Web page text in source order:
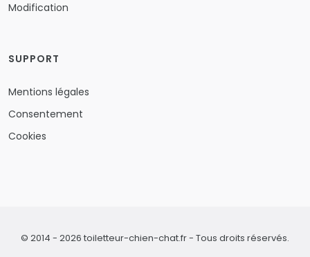
Modification
SUPPORT
Mentions légales
Consentement
Cookies
© 2014 - 2026 toiletteur-chien-chat.fr - Tous droits réservés.